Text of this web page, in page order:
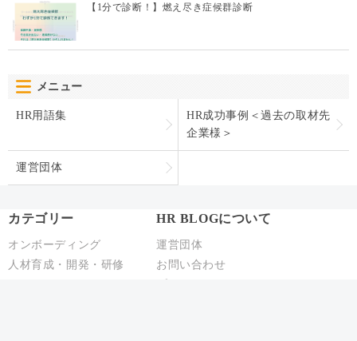
【1分で診断！】燃え尽き症候群診断
メニュー
HR用語集
HR成功事例＜過去の取材先
企業様＞
運営団体
カテゴリー
オンボーディング
人材育成・開発・研修
HR BLOGについて
運営団体
お問い合わせ